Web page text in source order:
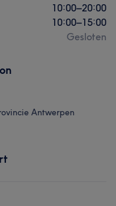
10:00–20:00
10:00–15:00
Gesloten
Antwerpen